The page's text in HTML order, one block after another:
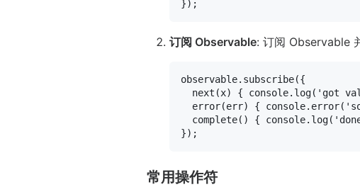
订阅 Observable: 订阅 Observable
observable. subscribe({
next (x) { console. log( 'got
error(err) { console. error(
complete( ) { console. log(
常用操作符